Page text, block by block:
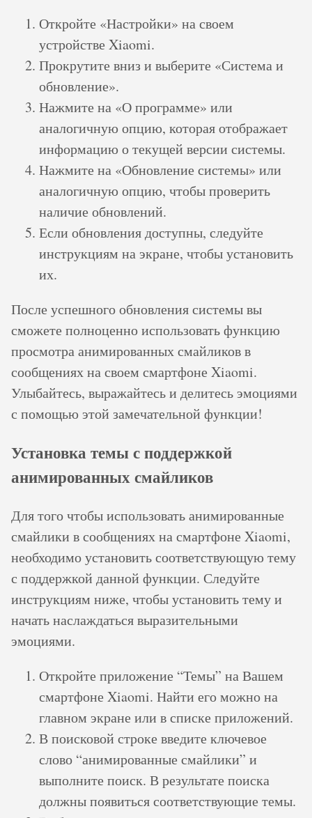
Откройте «Настройки» на своем
устройстве Xiaomi.
Прокрутите вниз и выберите «Система и
обновление».
Нажмите на «О программе» или
аналогичную опцию, которая отображает
информацию о текущей версии системы.
Нажмите на «Обновление системы» или
аналогичную опцию, чтобы проверить
наличие обновлений.
Если обновления доступны, следуйте
инструкциям на экране, чтобы установить
их.
После успешного обновления системы вы
сможете полноценно использовать функцию
просмотра анимированных смайликов в
сообщениях на своем смартфоне Xiaomi.
Улыбайтесь, выражайтесь и делитесь эмоциями
с помощью этой замечательной функции!
Установка темы с поддержкой
анимированных смайликов
Для того чтобы использовать анимированные
смайлики в сообщениях на смартфоне Xiaomi,
необходимо установить соответствующую тему
с поддержкой данной функции. Следуйте
инструкциям ниже, чтобы установить тему и
начать наслаждаться выразительными
эмоциями.
Откройте приложение “Темы” на Вашем
смартфоне Xiaomi. Найти его можно на
главном экране или в списке приложений.
В поисковой строке введите ключевое
слово “анимированные смайлики” и
выполните поиск. В результате поиска
должны появиться соответствующие темы.